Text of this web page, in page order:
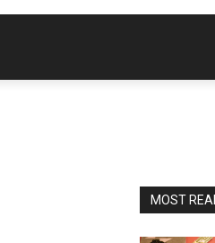
MOST